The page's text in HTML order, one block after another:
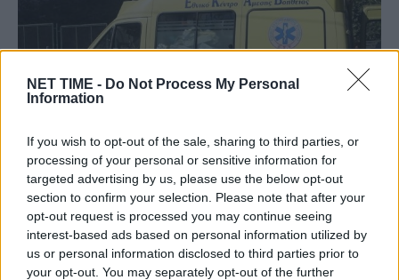
NET TIME - Do Not Process My Personal
Information
If you wish to opt-out of the sale, sharing to third parties, or
processing of your personal or sensitive information for
targeted advertising by us, please use the below opt-out
section to confirm your selection. Please note that after your
opt-out request is processed you may continue seeing
interest-based ads based on personal information utilized by
us or personal information disclosed to third parties prior to
your opt-out. You may separately opt-out of the further
Λάρισα:Τραγωδία με θύμα έναν 47χρονο.
Πέθανε από καρδιά καθώς έκανε
ψαροντούφεκο.